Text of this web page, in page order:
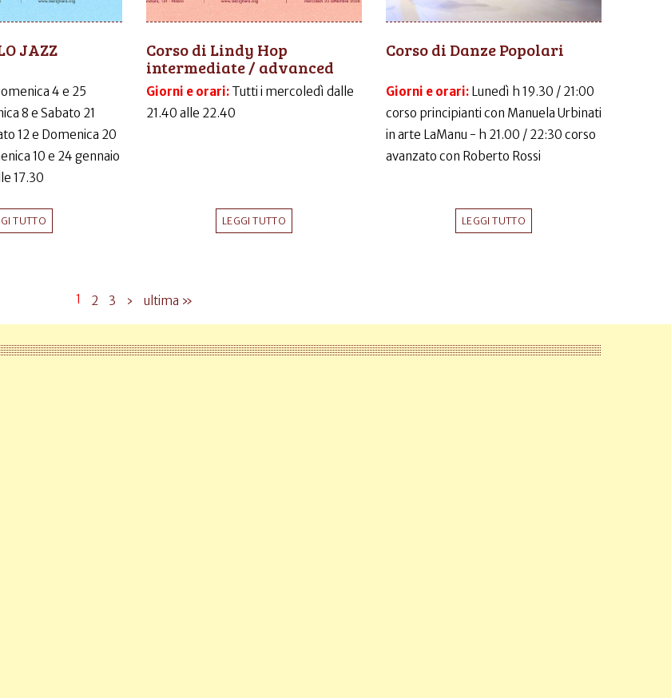
JAZZ
4 e 25
8 e Sabato 21
12 e Domenica 20
10 e 24 gennaio
17.30
TUTTO
Corso di Lindy Hop
intermediate / advanced
Giorni e orari: Tutti i mercoledì dalle
21.40 alle 22.40
LEGGI TUTTO
Corso di Danze Popolari
Giorni e orari: Lunedì h 19.30 / 21:00
corso principianti con Manuela Urbinati
in arte LaManu - h 21.00 / 22:30 corso
avanzato con Roberto Rossi
LEGGI TUTTO
1 2 3 › ultima »